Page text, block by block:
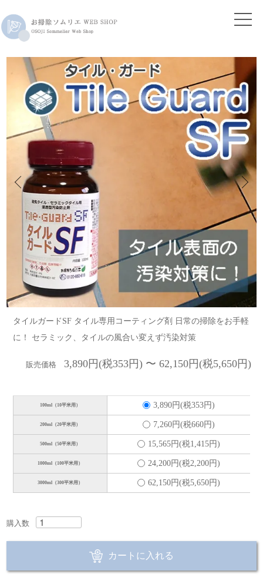
タイルガードSF タイル専用コーティング剤 日常の掃除をお手軽
に！ セラミック、タイルの風合い変えず汚染対策
販売価格 3,890円(税353円) 〜 62,150円(税5,650円)
100ml（10平米用） 3,890円(税353円)
200ml（20平米用） 7,260円(税660円)
500ml（50平米用） 15,565円(税1,415円)
1000ml（100平米用） 24,200円(税2,200円)
3000ml（300平米用） 62,150円(税5,650円)
購入数
カートに入れる